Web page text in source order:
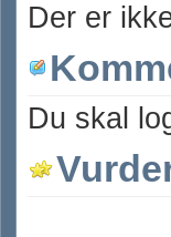
Der er
Du skal